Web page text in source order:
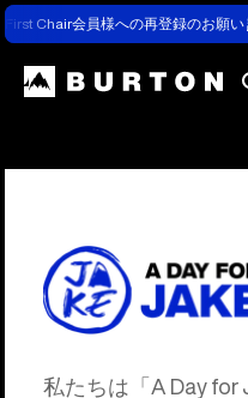
First Chair会員様への再登録のお願い
私たちは「A Day for